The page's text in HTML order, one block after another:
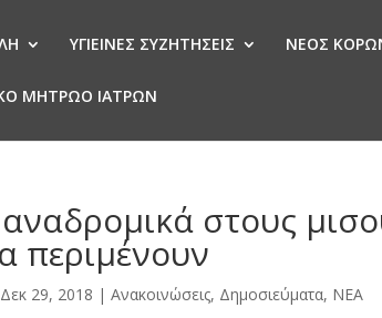
ΥΓΙΕΙΝΕΣ ΣΥΖΗΤΗΣΕΙΣ ΝΕΟΣ
ΜΗΤΡΩΟ ΙΑΤΡΩΝ
στους
περιμένουν
Δεκ 29, 2018 |Ανακοινώσεις, Δημοσιεύματα, ΝΕΑ